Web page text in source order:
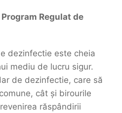
Regulat de
dezinfectie este cheia
mediu de lucru sigur.
de dezinfectie, care să
cât și birourile
răspândirii